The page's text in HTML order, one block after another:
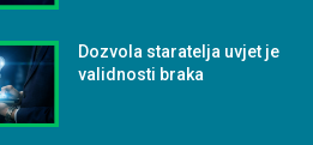
Dozvola staratelja uvjet je
validnosti braka